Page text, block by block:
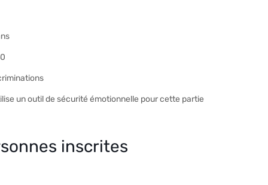
un outil de sécurité émotionnelle pour cette partie
inscrites